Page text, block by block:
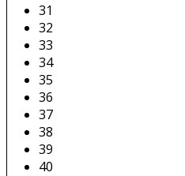
31
32
33
34
35
36
37
38
39
40